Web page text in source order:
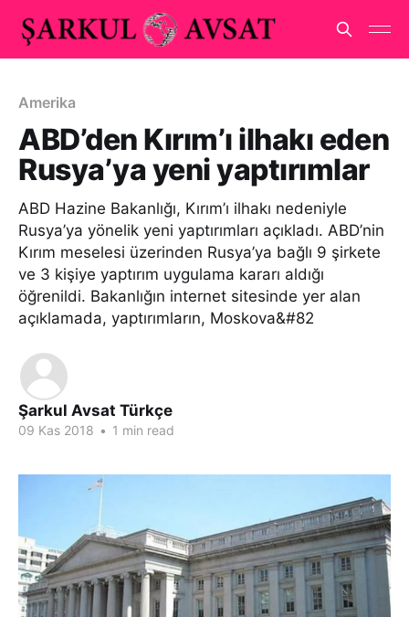
Amerika
ABD’den Kırım’ı ilhakı eden
Rusya’ya yeni yaptırımlar
ABD Hazine Bakanlığı, Kırım’ı ilhakı nedeniyle
Rusya’ya yönelik yeni yaptırımları açıkladı. ABD’nin
Kırım meselesi üzerinden Rusya’ya bağlı 9 şirkete
ve 3 kişiye yaptırım uygulama kararı aldığı
öğrenildi. Bakanlığın internet sitesinde yer alan
açıklamada, yaptırımların, Moskova&#82
Şarkul Avsat Türkçe
09 Kas 2018 • 1 min read